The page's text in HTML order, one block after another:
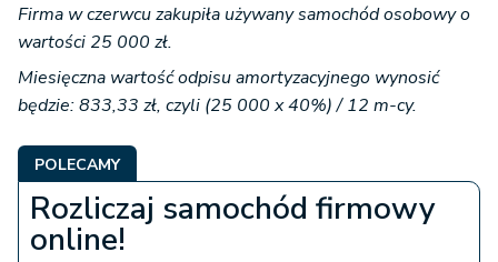
Firma w czerwcu zakupiła używany samochód osobowy o
wartości 25 000 zł.
Miesięczna wartość odpisu amortyzacyjnego wynosić
będzie: 833,33 zł, czyli (25 000 x 40%) / 12 m-cy.
POLECAMY
Rozliczaj samochód firmowy
online!